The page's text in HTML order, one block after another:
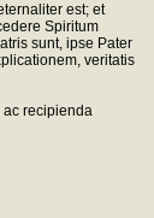
est; et
Spiritum
sunt, ipse Pater
veritatis
ac recipienda